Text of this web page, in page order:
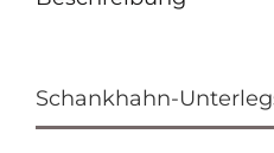
Schankhahn-